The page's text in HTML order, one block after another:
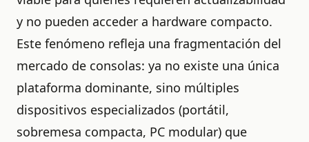
y no pueden acceder a hardware compacto.
Este fenómeno refleja una fragmentación del
mercado de consolas: ya no existe una única
plataforma dominante, sino múltiples
dispositivos especializados (portátil,
sobremesa compacta, PC modular) que